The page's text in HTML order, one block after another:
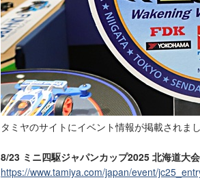
タミヤのサイトにイベント情報が掲載されまし
8/23 ミニ四駆ジャパンカップ2025 北海道大
https://www.tamiya.com/japan/event/